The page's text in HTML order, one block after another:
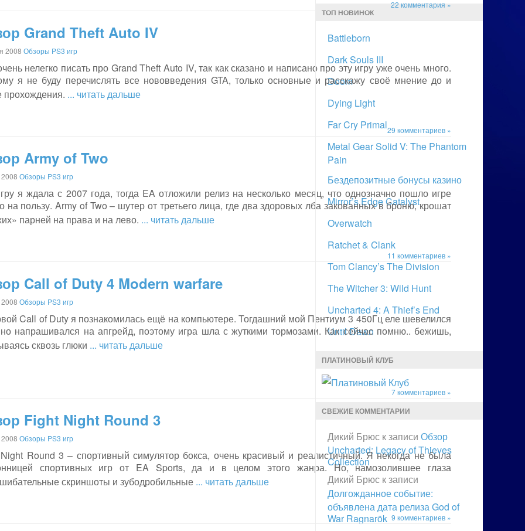
22 комментария »
Grand Theft Auto IV
2008 Обзоры PS3 игр
нелегко писать про Grand Theft Auto IV, так как сказано и написано про эту игру уже очень много.
я не буду перечислять все нововведения GTA, только основные и расскажу своё мнение до и
прохождения. ... читать дальше
29 комментариев »
Army of Two
Обзоры PS3 игр
я ждала с 2007 года, тогда EA отложили релиз на несколько месяц, что однозначно пошло игре
на пользу. Army of Two – шутер от третьего лица, где два здоровых лба закованных в броню, крошат
парней на права и на лево. ... читать дальше
11 комментариев »
Call of Duty 4 Modern warfare
Обзоры PS3 игр
Call of Duty я познакомилась ещё на компьютере. Тогдашний мой Пентиум 3 450Гц еле шевелился
напрашивался на апгрейд, поэтому игра шла с жуткими тормозами. Как сейчас помню.. бежишь,
сквозь глюки ... читать дальше
7 комментариев »
Fight Night Round 3
Обзоры PS3 игр
Round 3 – спортивный симулятор бокса, очень красивый и реалистичный. Я некогда не была
спортивных игр от EA Sports, да и в целом этого жанра. Но, намозолившее глаза
скриншоты и зубодробильные ... читать дальше
9 комментариев »
ТОП НОВИНОК
Battleborn
Dark Souls III
Doom
Dying Light
Far Cry Primal
Metal Gear Solid V: The Phantom
Pain
Бездепозитные бонусы казино
Mirror’s Edge Catalyst
Overwatch
Ratchet & Clank
Tom Clancy’s The Division
The Witcher 3: Wild Hunt
Uncharted 4: A Thief’s End
Until Dawn
ПЛАТИНОВЫЙ КЛУБ
СВЕЖИЕ КОММЕНТАРИИ
Дикий Брюс к записи Обзор
Uncharted: Legacy of Thieves
Collection
Дикий Брюс к записи
Долгожданное событие:
объявлена дата релиза God of
War Ragnarök